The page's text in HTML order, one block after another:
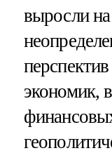
выросли
экономик,